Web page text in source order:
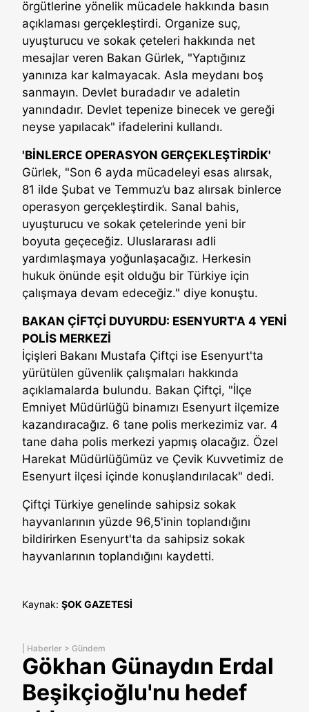
örgütlerine yönelik mücadele hakkında basın
açıklaması gerçekleştirdi. Organize suç,
uyuşturucu ve sokak çeteleri hakkında net
mesajlar veren Bakan Gürlek, "Yaptığınız
yanınıza kar kalmayacak. Asla meydanı boş
sanmayın. Devlet buradadır ve adaletin
yanındadır. Devlet tepenize binecek ve gereği
neyse yapılacak" ifadelerini kullandı.
'BİNLERCE OPERASYON GERÇEKLEŞTİRDİK'
Gürlek, "Son 6 ayda mücadeleyi esas alırsak,
81 ilde Şubat ve Temmuz’u baz alırsak binlerce
operasyon gerçekleştirdik. Sanal bahis,
uyuşturucu ve sokak çetelerinde yeni bir
boyuta geçeceğiz. Uluslararası adli
yardımlaşmaya yoğunlaşacağız. Herkesin
hukuk önünde eşit olduğu bir Türkiye için
çalışmaya devam edeceğiz." diye konuştu.
BAKAN ÇİFTÇİ DUYURDU: ESENYURT'A 4 YENİ
POLİS MERKEZİ
İçişleri Bakanı Mustafa Çiftçi ise Esenyurt'ta
yürütülen güvenlik çalışmaları hakkında
açıklamalarda bulundu. Bakan Çiftçi, "İlçe
Emniyet Müdürlüğü binamızı Esenyurt ilçemize
kazandıracağız. 6 tane polis merkezimiz var. 4
tane daha polis merkezi yapmış olacağız. Özel
Harekat Müdürlüğümüz ve Çevik Kuvvetimiz de
Esenyurt ilçesi içinde konuşlandırılacak" dedi.
Çiftçi Türkiye genelinde sahipsiz sokak
hayvanlarının yüzde 96,5'inin toplandığını
bildirirken Esenyurt'ta da sahipsiz sokak
hayvanlarının toplandığını kaydetti.
Kaynak: ŞOK GAZETESİ
Haberler > Gündem
Gökhan Günaydın Erdal
Beşikçioğlu'nu hedef